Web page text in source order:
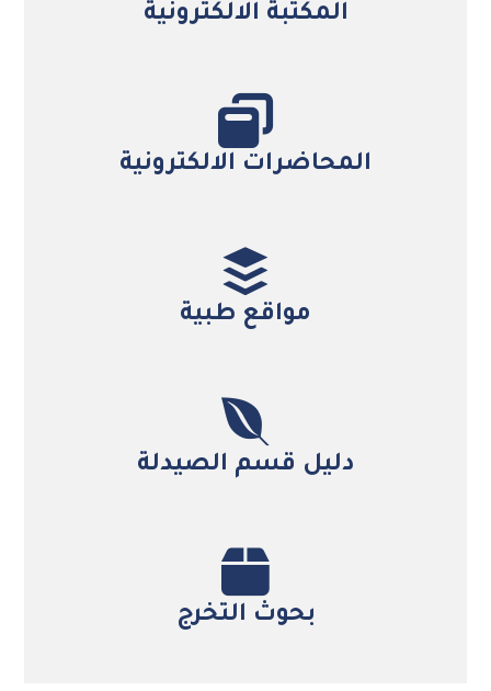
المكتبة الالكترونية
المحاضرات الالكترونية
مواقع طبية
دليل قسم الصيدلة
بحوث التخرج